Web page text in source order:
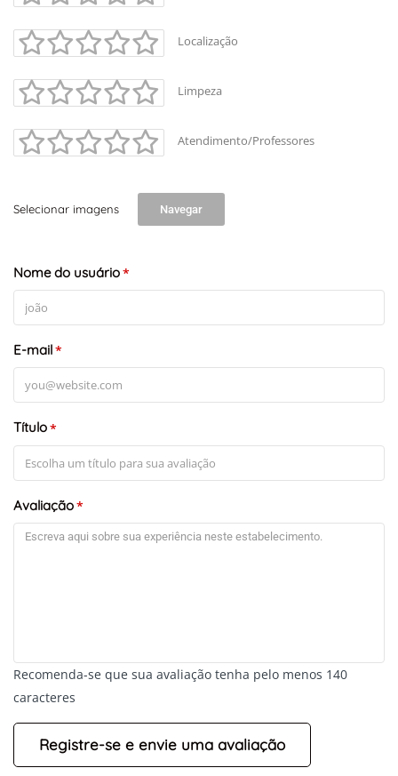
Leaflet
Localização
Limpeza
Atendimento/Professores
Selecionar imagens Navegar
Nome do usuário*
E-mail*
Título*
Avaliação*
Recomenda-se que sua avaliação tenha pelo menos 140
caracteres